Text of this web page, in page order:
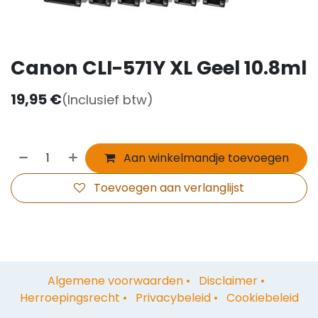
Canon CLI-571Y XL Geel 10.8ml
19,95€(Inclusief btw)
Aan winkelmandje toevoegen
Toevoegen aan verlanglijst
Algemene voorwaarden • Disclaimer •
Herroepingsrecht • Privacybeleid • Cookiebeleid